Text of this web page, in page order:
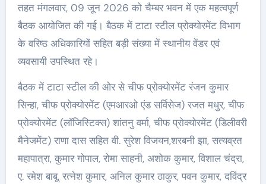
तहत मंगलवार, 09 जून 2026 को चैम्बर भवन में एक महत्वपूर्ण
बैठक आयोजित की गई। बैठक में टाटा स्टील प्रोक्योरमेंट विभाग
के वरिष्ठ अधिकारियों सहित बड़ी संख्या में स्थानीय वेंडर एवं
व्यवसायी उपस्थित रहे।
बैठक में टाटा स्टील की ओर से चीफ प्रोक्योरमेंट रंजन कुमार
सिन्हा, चीफ प्रोक्योरमेंट (एमआरओ एंड सर्विसेज) रजत मधुर, चीफ
प्रोक्योरमेंट (लॉजिस्टिक्स) शांतनु वर्मा, चीफ प्रोक्योरमेंट (डिलीवरी
मैनेजमेंट) राणा दास सहित वी. सुरेश विजयन,शरबनी झा, सत्यव्रत
महापात्रा, कुमार गोपाल, रोमा साहनी, अशोक कुमार, विशाल चंद्रा,
ए. रमेश बाबू, रत्नेश कुमार, अनिल कुमार ठाकुर, पवन कुमार, दविंद्र